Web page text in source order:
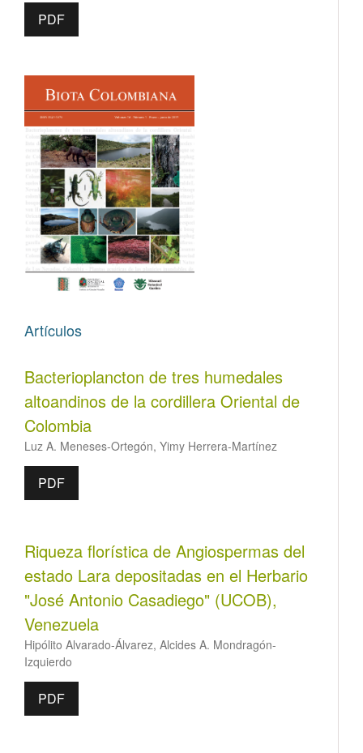
PDF
Artículos
Bacterioplancton de tres humedales
altoandinos de la cordillera Oriental de
Colombia
Luz A. Meneses-Ortegón, Yimy Herrera-Martínez
PDF
Riqueza florística de Angiospermas del
estado Lara depositadas en el Herbario
"José Antonio Casadiego" (UCOB),
Venezuela
Hipólito Alvarado-Álvarez, Alcides A. Mondragón-
Izquierdo
PDF